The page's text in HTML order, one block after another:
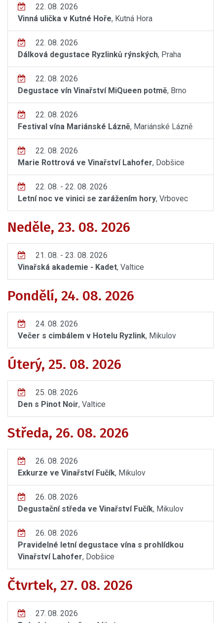
22. 08. 2026
Vinná ulička v Kutné Hoře, Kutná Hora
22. 08. 2026
Dálková degustace Ryzlinků rýnských, Praha
22. 08. 2026
Degustace vín Vinařství MiQueen potmě, Brno
22. 08. 2026
Festival vína Mariánské Lázně, Mariánské Lázně
22. 08. 2026
Marie Rottrová ve Vinařství Lahofer, Dobšice
22. 08. - 22. 08. 2026
Letní noc ve vinici se zarážením hory, Vrbovec
Neděle, 23. 08. 2026
21. 08. - 23. 08. 2026
Vinařská akademie - Kadet, Valtice
Pondělí, 24. 08. 2026
24. 08. 2026
Večer s cimbálem v Hotelu Ryzlink, Mikulov
Úterý, 25. 08. 2026
25. 08. 2026
Den s Pinot Noir, Valtice
Středa, 26. 08. 2026
26. 08. 2026
Exkurze ve Vinařství Fučík, Mikulov
26. 08. 2026
Degustační středa ve Vinařství Fučík, Mikulov
26. 08. 2026
Pravidelné letní degustace vína s prohlídkou
Vinařství Lahofer, Dobšice
Čtvrtek, 27. 08. 2026
27. 08. 2026